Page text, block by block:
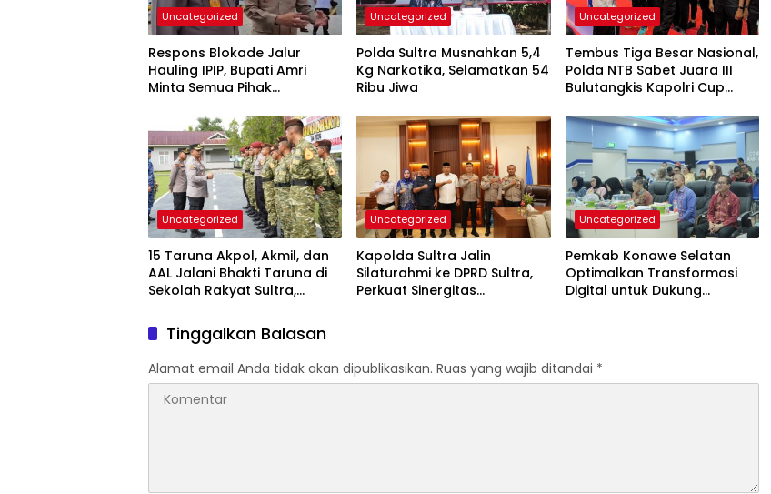
Uncategorized
Respons Blokade Jalur
Hauling IPIP, Bupati Amri
Minta Semua Pihak
Kepastian Hukum
Uncategorized
Polda Sultra Musnahkan 5,4
Kg Narkotika, Selamatkan 54
Ribu Jiwa
Uncategorized
Tembus Tiga Besar Nasional,
Polda NTB Sabet Juara III
Bulutangkis Kapolri Cup
Uncategorized
15 Taruna Akpol, Akmil, dan
AAL Jalani Bhakti Taruna di
Sekolah Rakyat Sultra,
Nasionalisme
Uncategorized
Kapolda Sultra Jalin
Silaturahmi ke DPRD Sultra,
Perkuat Sinergitas
Uncategorized
Pemkab Konawe Selatan
Optimalkan Transformasi
Digital untuk Dukung
Tinggalkan Balasan
Alamat email Anda tidak akan dipublikasikan. Ruas yang wajib ditandai *